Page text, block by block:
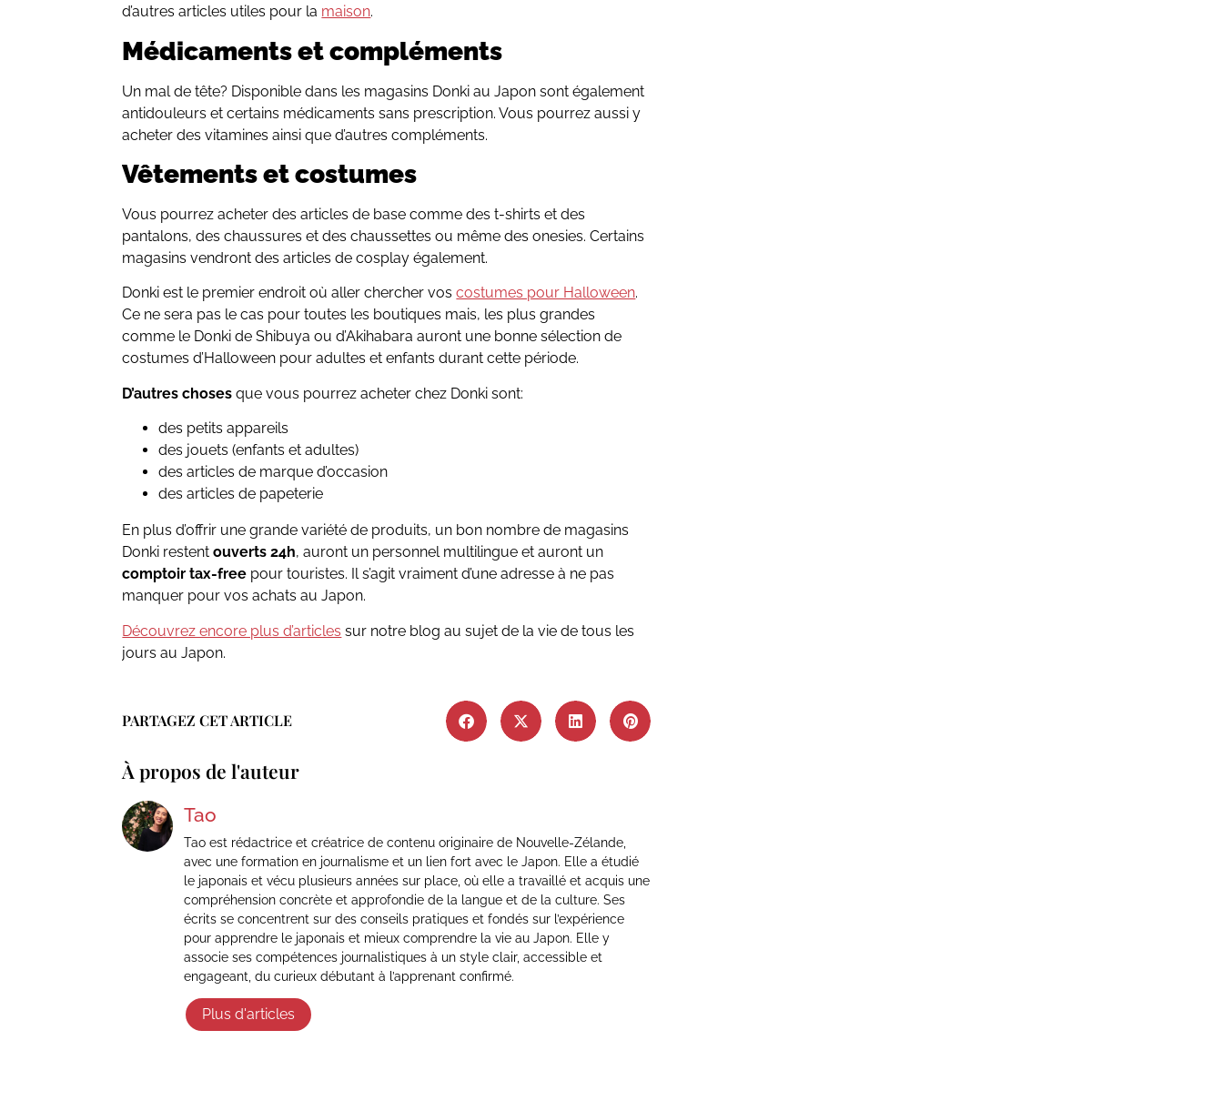
d’autres articles utiles pour la maison.
Médicaments et compléments
Un mal de tête? Disponible dans les magasins Donki au Japon sont également
antidouleurs et certains médicaments sans prescription. Vous pourrez aussi y
acheter des vitamines ainsi que d’autres compléments.
Vêtements et costumes
Vous pourrez acheter des articles de base comme des t-shirts et des
pantalons, des chaussures et des chaussettes ou même des onesies. Certains
magasins vendront des articles de cosplay également.
Donki est le premier endroit où aller chercher voscostumes pour Halloween.
Ce ne sera pas le cas pour toutes les boutiques mais, les plus grandes
comme le Donki de Shibuya ou d’Akihabara auront une bonne sélection de
costumes d’Halloween pour adultes et enfants durant cette période.
D’autres choses que vous pourrez acheter chez Donki sont:
des petits appareils
des jouets (enfants et adultes)
des articles de marque d’occasion
des articles de papeterie
En plus d’offrir une grande variété de produits, un bon nombre de magasins
Donki restentouverts 24h, auront un personnel multilingue et auront un
comptoir tax-free pour touristes. Il s’agit vraiment d’une adresse à ne pas
manquer pour vos achats au Japon.
Découvrez encore plus d’articles sur notre blog au sujet de la vie de tous les
jours au Japon.
PARTAGEZ CET ARTICLE
À propos de l'auteur
Tao
Tao est rédactrice et créatrice de contenu originaire de Nouvelle-Zélande,
avec une formation en journalisme et un lien fort avec le Japon. Elle a étudié
le japonais et vécu plusieurs années sur place, où elle a travaillé et acquis une
compréhension concrète et approfondie de la langue et de la culture. Ses
écrits se concentrent sur des conseils pratiques et fondés sur l’expérience
pour apprendre le japonais et mieux comprendre la vie au Japon. Elle y
associe ses compétences journalistiques à un style clair, accessible et
engageant, du curieux débutant à l’apprenant confirmé.
Plus d'articles